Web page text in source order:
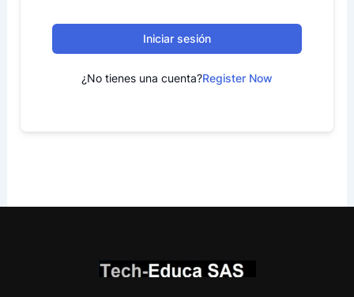
Iniciar sesión
¿No tienes una cuenta?Register Now